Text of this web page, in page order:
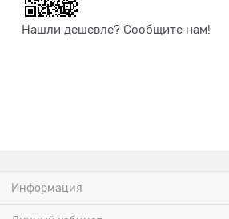
Нашли дешевле? Сообщите нам!
Информация